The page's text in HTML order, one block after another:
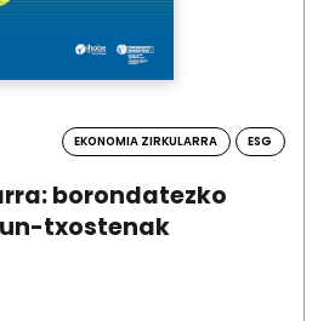
EKONOMIA ZIRKULARRA ESG
borondatezko
txostenak